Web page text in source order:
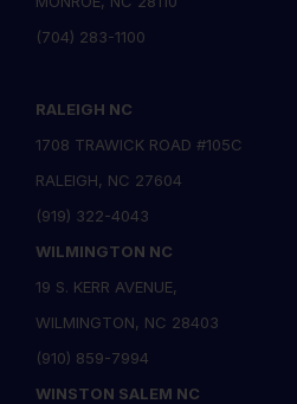
(704) 283-1100
RALEIGH NC
1708 TRAWICK ROAD #105C
RALEIGH, NC 27604
(919) 322-4043
WILMINGTON NC
19 S. KERR AVENUE,
WILMINGTON, NC 28403
(910) 859-7994
WINSTON SALEM NC